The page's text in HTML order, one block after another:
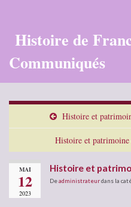
Histoire de
Communiqués
Histoire et
Histoire et
MAI
12
2023
Histoire et
Deadministrateurdans la